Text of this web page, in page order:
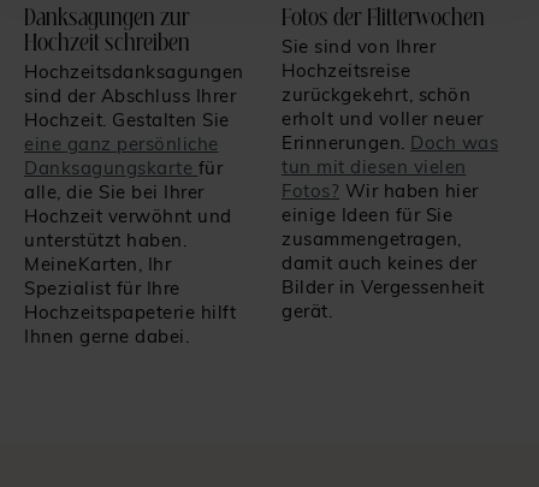
Danksagungen zur
Hochzeit schreiben
Hochzeitsdanksagungen
sind der Abschluss Ihrer
Hochzeit. Gestalten Sie
eine ganz persönliche
Danksagungskarte für
alle, die Sie bei Ihrer
Hochzeit verwöhnt und
unterstützt haben.
MeineKarten, Ihr
Spezialist für Ihre
Hochzeitspapeterie hilft
Ihnen gerne dabei.
Fotos der Flitterwochen
Sie sind von Ihrer
Hochzeitsreise
zurückgekehrt, schön
erholt und voller neuer
Erinnerungen. Doch was
tun mit diesen vielen
Fotos? Wir haben hier
einige Ideen für Sie
zusammengetragen,
damit auch keines der
Bilder in Vergessenheit
gerät.